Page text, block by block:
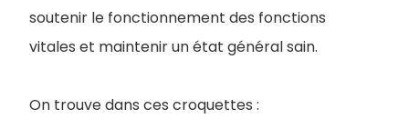
soutenir le fonctionnement des fonctions
vitales et maintenir un état général sain.
On trouve dans ces croquettes :